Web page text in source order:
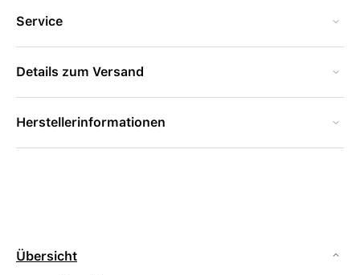
Service
Details zum Versand
Herstellerinformationen
Übersicht